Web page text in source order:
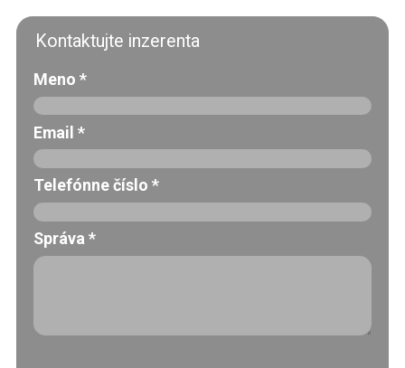
Kontaktujte inzerenta
Meno *
Email *
Telefónne číslo *
Správa*